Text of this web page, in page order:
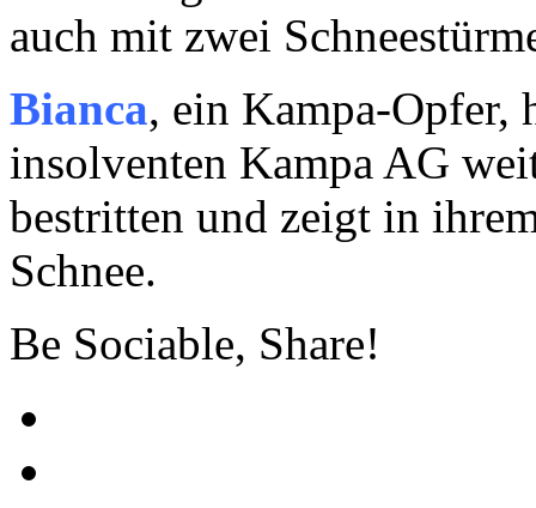
auch mit zwei
Bianca, ein Kampa-Opfer,
insolventen Kampa AG
bestritten und zeigt in
Schnee.
Be Sociable, Share!